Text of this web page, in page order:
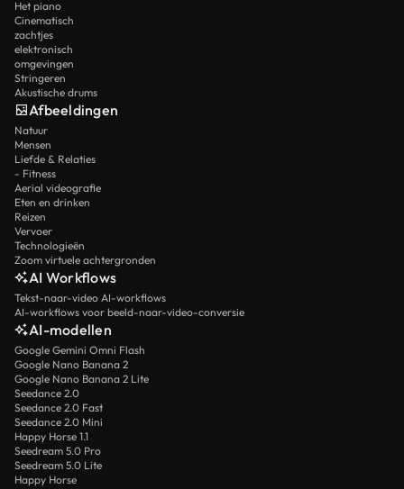
Het piano
Cinematisch
zachtjes
elektronisch
omgevingen
Stringeren
Akustische drums
Afbeeldingen
Natuur
Mensen
Liefde & Relaties
- Fitness
Aerial videografie
Eten en drinken
Reizen
Vervoer
Technologieën
Zoom virtuele achtergronden
AI Workflows
Tekst-naar-video AI-workflows
AI-workflows voor beeld-naar-video-conversie
AI-modellen
Google Gemini Omni Flash
Google Nano Banana 2
Google Nano Banana 2 Lite
Seedance 2.0
Seedance 2.0 Fast
Seedance 2.0 Mini
Happy Horse 1.1
Seedream 5.0 Pro
Seedream 5.0 Lite
Happy Horse